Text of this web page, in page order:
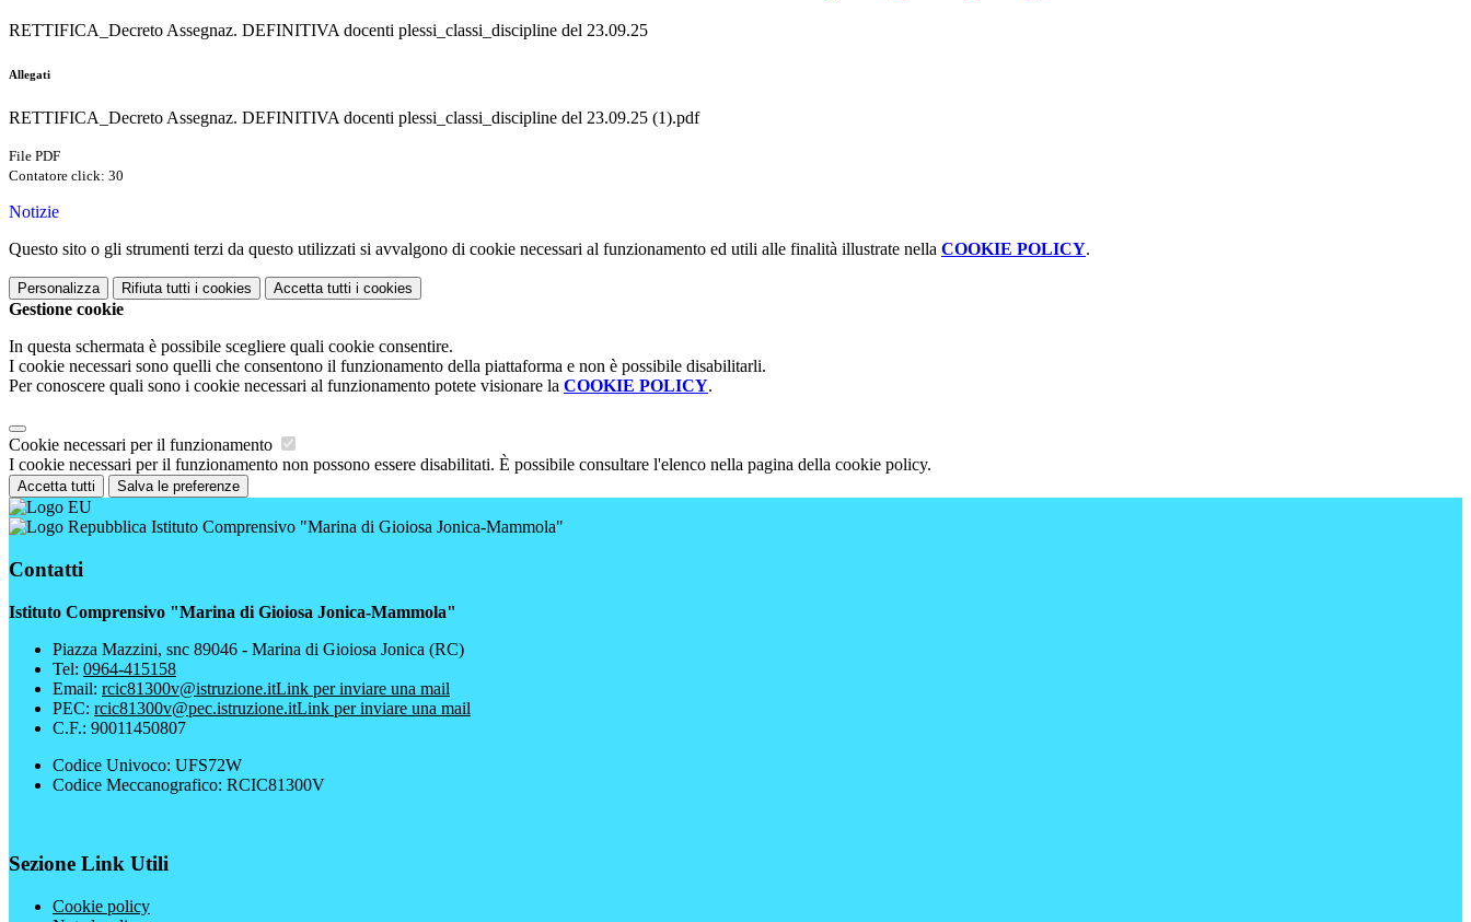
RETTIFICA_Decreto Assegnaz. DEFINITIVA docenti plessi_classi_discipline del 23.09.25
Allegati
RETTIFICA_Decreto Assegnaz. DEFINITIVA docenti plessi_classi_discipline del 23.09.25 (1).pdf
File PDF
Contatore click: 30
Notizie
Questo sito o gli strumenti terzi da questo utilizzati si avvalgono di cookie necessari al funzionamento ed utili alle finalità illustrate nella COOKIE POLICY.
Personalizza Rifiuta tutti i cookies Accetta tutti i cookies
Gestione cookie
In questa schermata è possibile scegliere quali cookie consentire.
I cookie necessari sono quelli che consentono il funzionamento della piattaforma e non è possibile disabilitarli.
Per conoscere quali sono i cookie necessari al funzionamento potete visionare la COOKIE POLICY.
Cookie necessari per il funzionamento
I cookie necessari per il funzionamento non possono essere disabilitati. È possibile consultare l'elenco nella pagina della cookie policy.
Accetta tutti Salva le preferenze
Istituto Comprensivo "Marina di Gioiosa Jonica-Mammola"
Contatti
Istituto Comprensivo "Marina di Gioiosa Jonica-Mammola"
Piazza Mazzini, snc 89046 - Marina di Gioiosa Jonica (RC)
Tel: 0964-415158
Email: rcic81300v@istruzione.itLink per inviare una mail
PEC: rcic81300v@pec.istruzione.itLink per inviare una mail
C.F.: 90011450807
Codice Univoco: UFS72W
Codice Meccanografico: RCIC81300V
Sezione Link Utili
Cookie policy